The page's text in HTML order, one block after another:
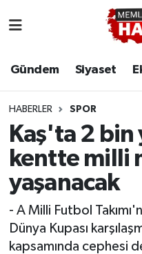
Gündem Siyaset
HABERLER SPOR
Kaş'ta 2 bin
kentte milli
yaşanacak
- A Milli Futbol
Dünya Kupası
kapsamında cephesi